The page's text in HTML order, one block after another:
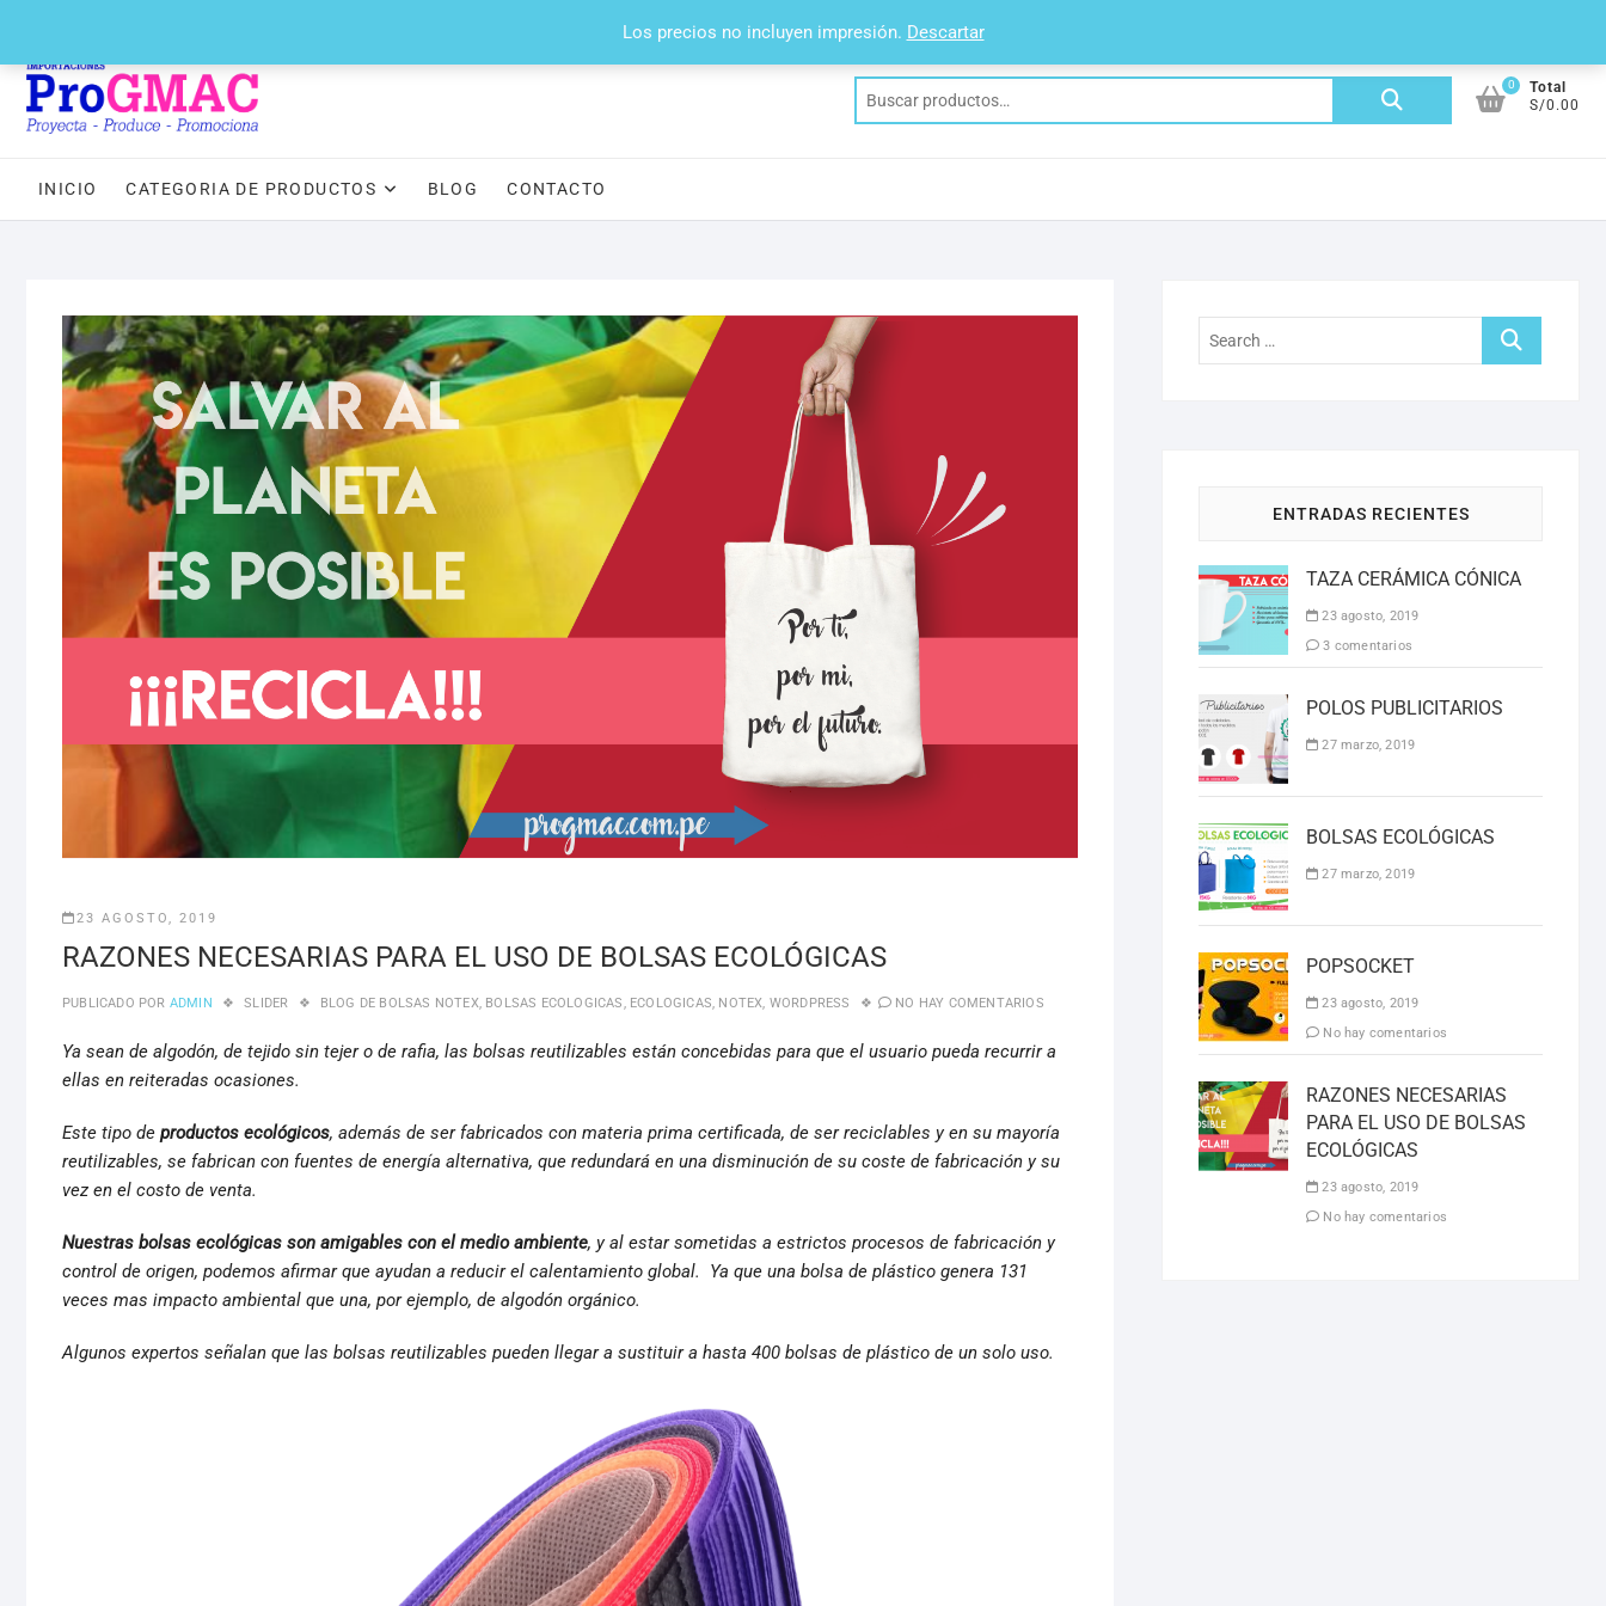
Los precios no incluyen impresión. Descartar
contenido
Buscar
0
Total
S/0.00
INICIO CATEGORIA DE PRODUCTOS BLOG CONTACTO
23 AGOSTO, 2019
RAZONES NECESARIAS PARA EL USO DE BOLSAS ECOLÓGICAS
PUBLICADO POR ADMIN SLIDER BLOG DE BOLSAS NOTEX, BOLSAS ECOLOGICAS ECOLOGICAS NOTEX WORDPRESS NO HAY COMENTARIOS
Ya sean de algodón, de tejido sin tejer o de rafia, las bolsas reutilizables están concebidas para que el usuario pueda recurrir a
ellas en reiteradas ocasiones.
Este tipo de productos ecológicos, además de ser fabricados con materia prima certificada, de ser reciclables y en su mayoría
reutilizables, se fabrican con fuentes de energía alternativa, que redundará en una disminución de su coste de fabricación y su
vez en el costo de venta.
Nuestras bolsas ecológicas son amigables con el medio ambiente, y al estar sometidas a estrictos procesos de fabricación y
control de origen, podemos afirmar que ayudan a reducir el calentamiento global. Ya que una bolsa de plástico genera 131
veces mas impacto ambiental que una, por ejemplo, de algodón orgánico.
Algunos expertos señalan que las bolsas reutilizables pueden llegar a sustituir a hasta 400 bolsas de plástico de un solo uso.
Search
ENTRADAS RECIENTES
TAZA CERÁMICA CÓNICA
23 agosto, 2019
3 comentarios
POLOS PUBLICITARIOS
27 marzo, 2019
BOLSAS ECOLÓGICAS
27 marzo, 2019
POPSOCKET
23 agosto, 2019
No hay comentarios
RAZONES NECESARIAS
PARA EL USO DE BOLSAS
ECOLÓGICAS
23 agosto, 2019
No hay comentarios